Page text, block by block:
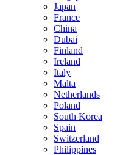
Japan
France
China
Dubai
Finland
Ireland
Italy
Malta
Netherlands
Poland
South Korea
Spain
Switzerland
Philippines